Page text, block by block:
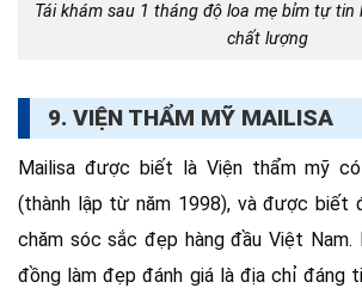
Tái khám sau 1 tháng độ loa mẹ bỉm tự tin
chất lượng
9. VIỆN THẨM MỸ MAILISA
Mailisa được biết là Viện thẩm mỹ
(thành lập từ năm 1998), và được biết
chăm sóc sắc đẹp hàng đầu Việt
đồng làm đẹp đánh giá là địa chỉ đáng